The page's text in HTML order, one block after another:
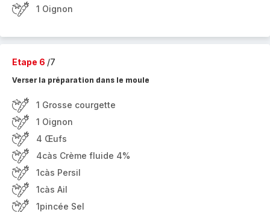
1 Oignon
Etape 6 /7
Verser la préparation dans le moule
1 Grosse courgette
1 Oignon
4 Œufs
4càs Crème fluide 4%
1càs Persil
1càs Ail
1pincée Sel